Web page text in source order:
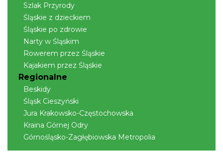
Szlak Przyrody
Śląskie z dzieckiem
Śląskie po zdrowie
Narty w Śląskim
Rowerem przez Śląskie
Kajakiem przez Śląskie
Regionalne
Beskidy
Śląsk Cieszyński
Jura Krakowsko-Częstochowska
Kraina Górnej Odry
Górnośląsko-Zagłębiowska Metropolia